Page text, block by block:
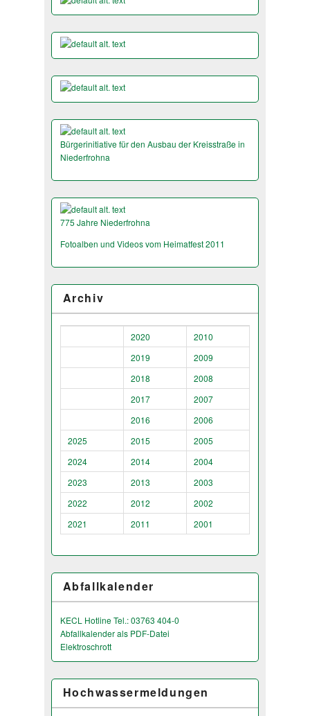
Bürgerinitiative für den Ausbau der Kreisstraße in
Niederfrohna
775 Jahre Niederfrohna
Fotoalben und Videos vom Heimatfest 2011
Archiv
2020
2010
2019
2009
2018
2008
2017
2007
2016
2006
2025
2015
2005
2024
2014
2004
2023
2013
2003
2022
2012
2002
2021
2011 2001
Abfallkalender
KECL Hotline Tel.: 03763 404-0
Abfallkalender als PDF-Datei
Elektroschrott
Hochwassermeldungen